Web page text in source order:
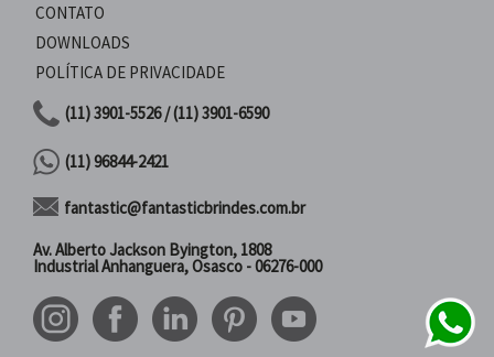
CONTATO
DOWNLOADS
POLÍTICA DE PRIVACIDADE
(11) 3901-5526 / (11) 3901-6590
(11) 96844-2421
fantastic@fantasticbrindes.com.br
Av. Alberto Jackson Byington, 1808
Industrial Anhanguera, Osasco - 06276-000